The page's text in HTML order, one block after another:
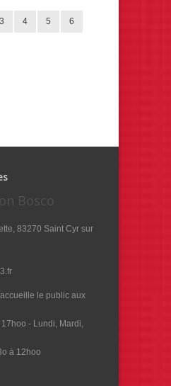
3 4 5 6
Bosco
83270 Saint Cyr sur
le public aux
- Lundi, Mardi,
à 12hoo